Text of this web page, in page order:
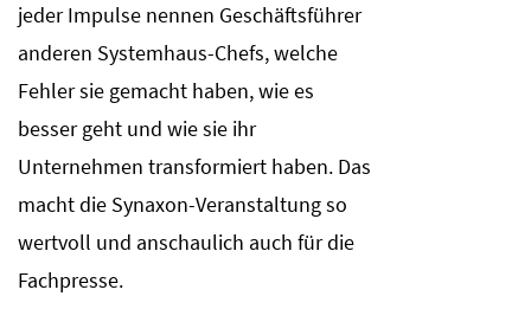
jeder Impulse nennen Geschäftsführer
anderen Systemhaus-Chefs, welche
Fehler sie gemacht haben, wie es
besser geht und wie sie ihr
Unternehmen transformiert haben. Das
macht die Synaxon-Veranstaltung so
wertvoll und anschaulich auch für die
Fachpresse.